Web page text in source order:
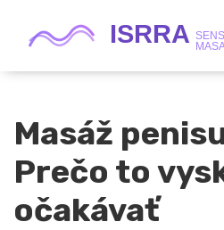
Masáž
Prečo to
očakávať